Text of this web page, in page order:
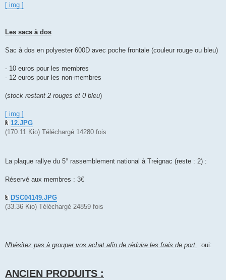
[ img ]
Les sacs à dos
Sac à dos en polyester 600D avec poche frontale (couleur rouge ou bleu)
- 10 euros pour les membres
- 12 euros pour les non-membres
(stock restant 2 rouges et 0 bleu)
[ img ]
12.JPG
(170.11 Kio) Téléchargé 14280 fois
La plaque rallye du 5° rassemblement national à Treignac (reste : 2) :
Réservé aux membres : 3€
DSC04149.JPG
(33.36 Kio) Téléchargé 24859 fois
N'hésitez pas à grouper vos achat afin de réduire les frais de port. :oui:
ANCIEN PRODUITS :